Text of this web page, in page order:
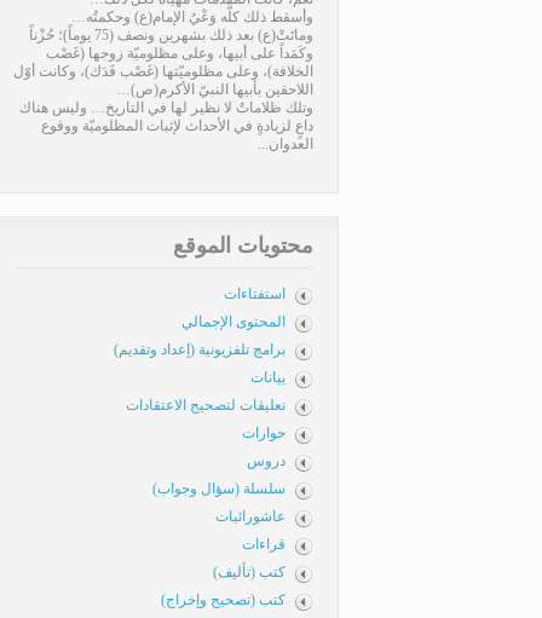
وأسقط ذلك كلَّه وَعْيُ الإمام(ع) وحكمتُه…
وماتَتْ(ع) بعد ذلك بشهرين ونصف (75 يوماً)؛ حُزْناً
وكَمَداً على أبيها، وعلى مظلوميّة زوجها (غَصْب
الخلافة)، وعلى مظلوميّتها (غَصْب فَدَك)، وكانت أوّل
اللاحقين بأبيها النبيّ الأكرم(ص)…
وتلك ظلاماتٌ لا نظير لها في التاريخ… وليس هناك
داعٍ لزيادةٍ في الأحداث لإثبات المظلوميّة ووقوع
العدوان...
محتويات الموقع
استفتاءات
المحتوى الإجمالي
برامج تلفزيونية (إعداد وتقديم)
بيانات
تعليقات لتصحيح الاعتقادات
حوارات
دروس
سلسلة (سؤال وجواب)
عاشورائيات
قراءات
كتب (تأليف)
كتب (تصحيح وإخراج)